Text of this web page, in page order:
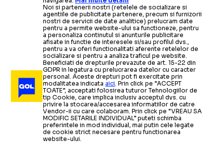
Noi si partenerii nostri (retelele de socializare si
agentiile de publicitate partenere, precum si furnizorii
nostri de servicii de date analitice) prelucram date
pentru a permite website-ului sa functioneze, pentru
a personaliza continutul si anunturile publicitare
afisate in functie de interesele si/sau profilul dvs.,
pentru a va oferi functionalitati aferente retelelor de
socializare si pentru a analiza traficul pe website.
Beneficiati de drepturile prevazute de art. 15-22 din
GDPR in legatura cu prelucrarea datelor cu caracter
personal. Aceste drepturi pot fi exercitate prin
modalitatea indicataaici. Prin click pe “ACCEPT
TOATE”, acceptati folosirea tuturor Tehnologiilor de
tip Cookie, care implica inclusiv acceptul dvs. cu
privire la stocarea/accesarea informatiilor de catre
Vendor-ii cu care colaboram. Prin click pe “VREAU SA
MODIFIC SETARILE INDIVIDUAL” puteti schimba
preferintele in mod individual, mai putin cele legate
de cookie strict necesare pentru functionarea
website-ului.